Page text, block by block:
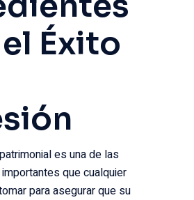
Éxito
es una de las
que cualquier
para asegurar que su